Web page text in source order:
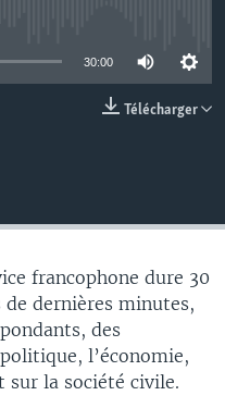
30:00
Télécharger
francophone dure 30
dernières minutes,
des
l’économie,
sur la société civile.